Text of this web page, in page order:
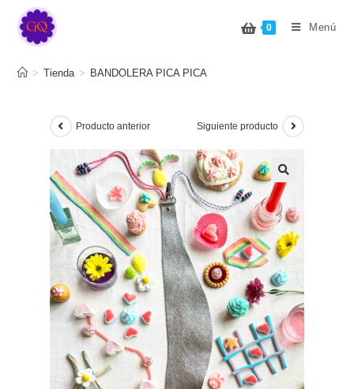
0 Menú
BANDOLERA PICA PICA
> Tienda > BANDOLERA PICA PICA
Producto anterior Siguiente producto